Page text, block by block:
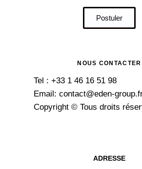
Postuler
NOUS CONTACTER
Tel : +33 1 46 16 51 98
Email: contact@eden-
Copyright © Tous droits
ADRESSE